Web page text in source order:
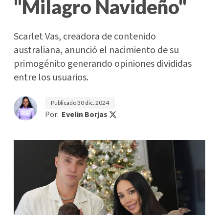
"Milagro Navideño"
Scarlet Vas, creadora de contenido
australiana, anunció el nacimiento de su
primogénito generando opiniones divididas
entre los usuarios.
Publicado30 dic. 2024
Por: Evelin Borjas